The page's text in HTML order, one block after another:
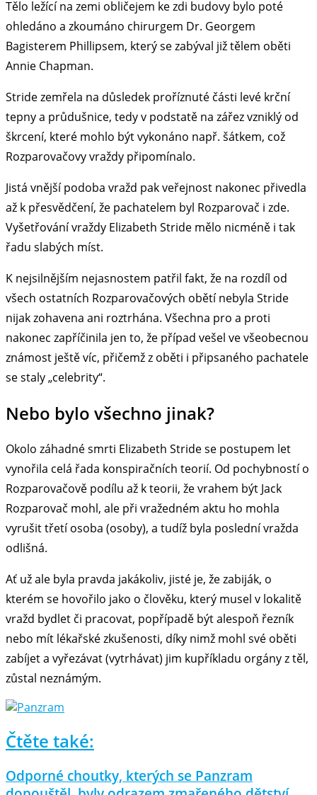
Tělo ležící na zemi obličejem ke zdi budovy bylo poté
ohledáno a zkoumáno chirurgem Dr. Georgem
Bagisterem Phillipsem, který se zabýval již tělem oběti
Annie Chapman.
Stride zemřela na důsledek proříznuté části levé krční
tepny a průdušnice, tedy v podstatě na zářez vzniklý od
škrcení, které mohlo být vykonáno např. šátkem, což
Rozparovačovy vraždy připomínalo.
Jistá vnější podoba vražd pak veřejnost nakonec přivedla
až k přesvědčení, že pachatelem byl Rozparovač i zde.
Vyšetřování vraždy Elizabeth Stride mělo nicméně i tak
řadu slabých míst.
K nejsilnějším nejasnostem patřil fakt, že na rozdíl od
všech ostatních Rozparovačových obětí nebyla Stride
nijak zohavena ani roztrhána. Všechna pro a proti
nakonec zapříčinila jen to, že případ vešel ve všeobecnou
známost ještě víc, přičemž z oběti i připsaného pachatele
se staly „celebrity“.
Nebo bylo všechno jinak?
Okolo záhadné smrti Elizabeth Stride se postupem let
vynořila celá řada konspiračních teorií. Od pochybností o
Rozparovačově podílu až k teorii, že vrahem být Jack
Rozparovač mohl, ale při vražedném aktu ho mohla
vyrušit třetí osoba (osoby), a tudíž byla poslední vražda
odlišná.
Ať už ale byla pravda jakákoliv, jisté je, že zabiják, o
kterém se hovořilo jako o člověku, který musel v lokalitě
vražd bydlet či pracovat, popřípadě být alespoň řezník
nebo mít lékařské zkušenosti, díky nimž mohl své oběti
zabíjet a vyřezávat (vytrhávat) jim kupříkladu orgány z těl,
zůstal neznámým.
Čtěte také:
Odporné choutky, kterých se Panzram